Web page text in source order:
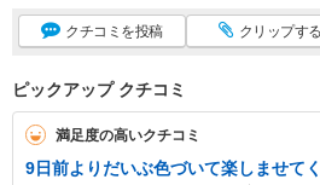
クチコミ を投稿 クリップする
ピックアップ クチコミ
満足度の高いクチコミ
9日前よりだいぶ色づいて楽しませて